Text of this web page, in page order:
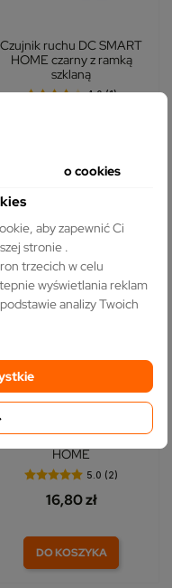
Czujnik ruchu DC SMART
HOME czarny z ramką
szklaną
4.0 (1)
DO KOSZYKA
do gniazdka ramki
x2 Biała DC SMART
HOME
5.0 (2)
16,80 zł
DO KOSZYKA
o cookies
aby zapewnić Ci
stronie .
trzecich w celu
wyświetlania reklam
analizy Twoich